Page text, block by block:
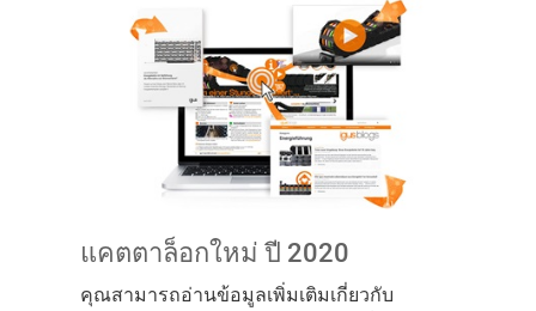
แคตตาล็อกใหม่ ปี 2020
คุณสามารถอ่านข้อมูลเพิ่มเติมเกี่ยวกับ